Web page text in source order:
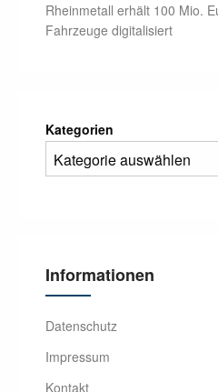
Rheinmetall erhält 100 Mio.
Fahrzeuge digitalisiert
Kategorien
Informationen
Datenschutz
Impressum
Kontakt